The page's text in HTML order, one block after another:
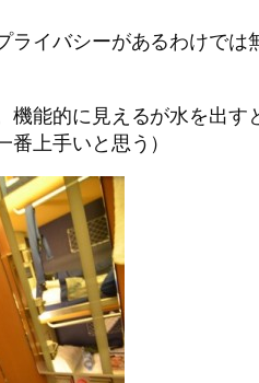
イバシーがあるわけでは
機能的に見えるが水を出す
番上手いと思う）